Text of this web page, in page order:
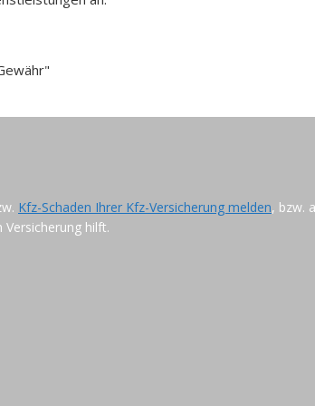
Kfz-Schaden Ihrer Kfz-Versicherung melden, bzw.
hilft.